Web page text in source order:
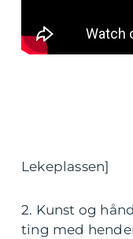
Lekeplassen]
2. Kunst og
ting med